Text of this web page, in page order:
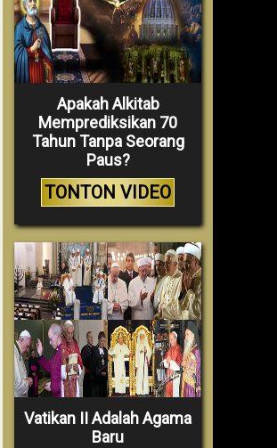
Apakah Alkitab
Memprediksikan 70
Tahun Tanpa Seorang
Paus?
TONTON VIDEO
Vatikan II Adalah Agama
Baru